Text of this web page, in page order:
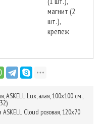
магнит (2
шт.),
крепеж
ASKELL Lux, алая, 100x100 см.,
Cloud розовая, 120х70